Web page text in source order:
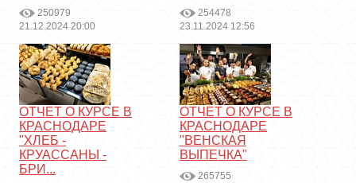
250979
21.12.2024 20:00
254478
23.11.2024 12:56
ОТЧЕТ О КУРСЕ В
КРАСНОДАРЕ
"ХЛЕБ -
КРУАССАНЫ -
БРИ...
ОТЧЕТ О КУРСЕ В
КРАСНОДАРЕ
"ВЕНСКАЯ
ВЫПЕЧКА"
265755